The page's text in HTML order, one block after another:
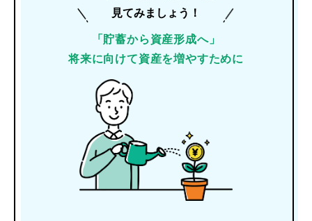
見てみましょう！
「貯蓄から資産形成へ」
将来に向けて資産を増やすために